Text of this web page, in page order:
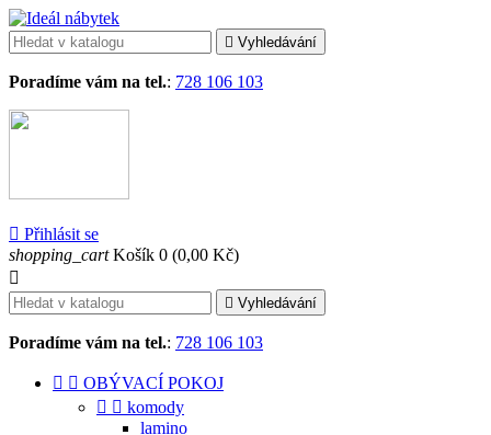
 Vyhledávání
Poradíme vám na tel.: 728 106 103
 Přihlásit se
shopping_cart Košík 0 (0,00 Kč)

 Vyhledávání
Poradíme vám na tel.: 728 106 103
  OBÝVACÍ POKOJ
  komody
lamino